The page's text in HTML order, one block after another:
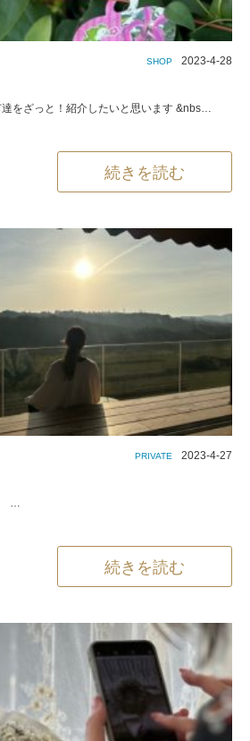
2023-4-28
SHOP
をざっと！紹介したいと思います &nbs…
続きを読む
2023-4-27
PRIVATE
…
続きを読む